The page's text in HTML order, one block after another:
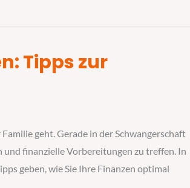
Tipps zur
geht. Gerade in der Schwangerschaft
finanzielle Vorbereitungen zu treffen. In
geben, wie Sie Ihre Finanzen optimal